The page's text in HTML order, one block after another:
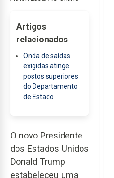
Artigos
relacionados
Onda de saídas
exigidas atinge
postos superiores
do Departamento
de Estado
O novo Presidente
dos Estados Unidos
Donald Trump
estabeleceu uma